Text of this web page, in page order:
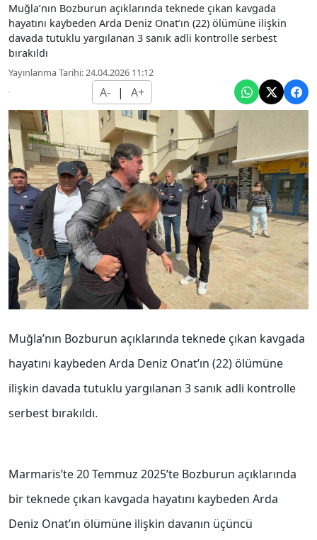
Muğla’nın Bozburun açıklarında teknede çıkan kavgada
hayatını kaybeden Arda Deniz Onat’ın (22) ölümüne ilişkin
davada tutuklu yargılanan 3 sanık adli kontrolle serbest
bırakıldı
Yayınlanma Tarihi: 24.04.2026 11:12
A- | A+
Muğla’nın Bozburun açıklarında teknede çıkan kavgada
hayatını kaybeden Arda Deniz Onat’ın (22) ölümüne
ilişkin davada tutuklu yargılanan 3 sanık adli kontrolle
serbest bırakıldı.
Marmaris’te 20 Temmuz 2025’te Bozburun açıklarında
bir teknede çıkan kavgada hayatını kaybeden Arda
Deniz Onat’ın ölümüne ilişkin davanın üçüncü